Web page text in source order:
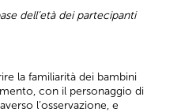
dell’età dei partecipanti
la familiarità dei bambini
con il personaggio di
l’osservazione, e